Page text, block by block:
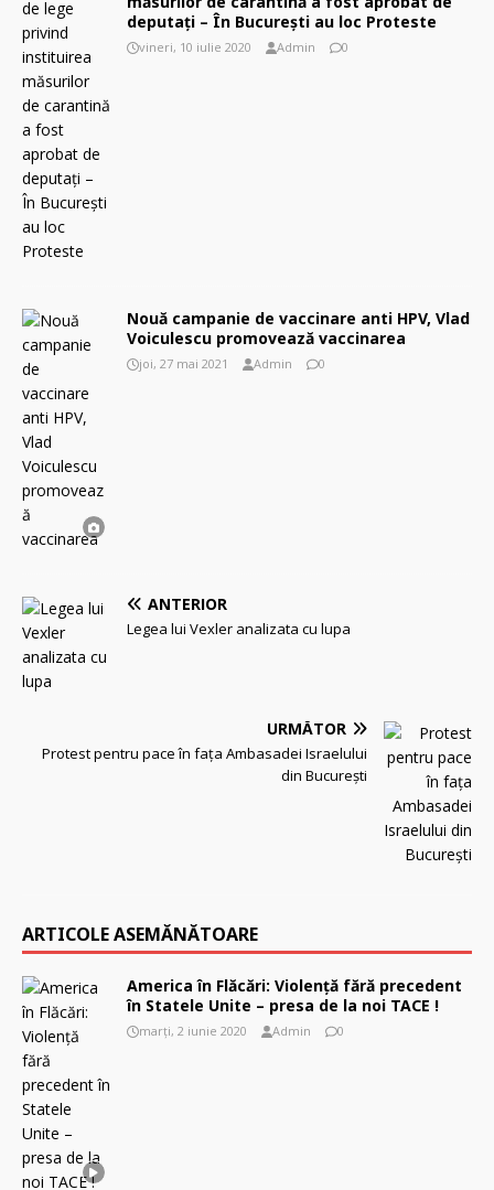
deputați – În București au loc Proteste
vineri, 10 iulie 2020 Admin 0
Nouă campanie de vaccinare anti HPV, Vlad
Voiculescu promovează vaccinarea
joi, 27 mai 2021 Admin 0
ANTERIOR
Legea lui Vexler analizata cu lupa
URMĂTOR
Protest pentru pace în fața Ambasadei Israelului
din București
ARTICOLE ASEMĂNĂTOARE
America în Flăcări: Violenţă fără precedent
în Statele Unite – presa de la noi TACE !
marți, 2 iunie 2020 Admin 0